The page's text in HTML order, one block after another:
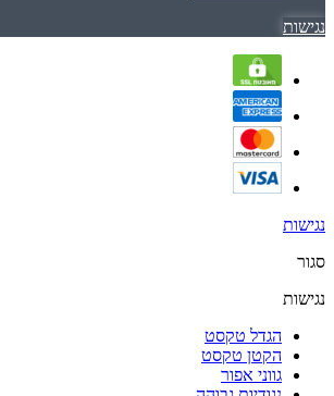
נגישות
נגישות
סגור
נגישות
הגדל טקסט
הקטן טקסט
גווני אפור